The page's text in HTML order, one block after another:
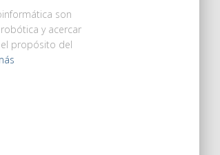
son
y acercar
el propósito del